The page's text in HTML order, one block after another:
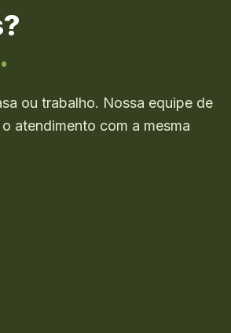
ou trabalho. Nossa equipe de
atendimento com a mesma